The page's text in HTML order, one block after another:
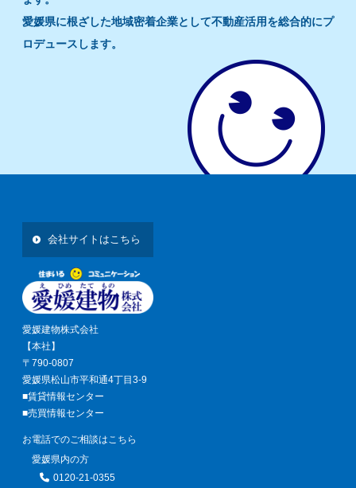
愛媛県に根ざした地域密着企業として不動産活用を総合的にプ
ロデュースします。
会社サイトはこちら
愛媛建物株式会社
【本社】
〒790-0807
愛媛県松山市平和通4丁目3-9
■賃貸情報センター
■売買情報センター
お電話でのご相談はこちら
愛媛県内の方
0120-21-0355